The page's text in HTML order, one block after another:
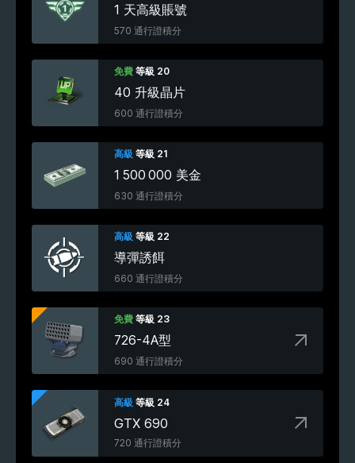
1 天高級賬號
570 通行證積分
免費 等級 20
40 升級晶片
600 通行證積分
高級 等級 21
1 500 000 美金
630 通行證積分
高級 等級 22
導彈誘餌
660 通行證積分
免費 等級 23
726-4A型
690 通行證積分
高級 等級 24
GTX 690
720 通行證積分